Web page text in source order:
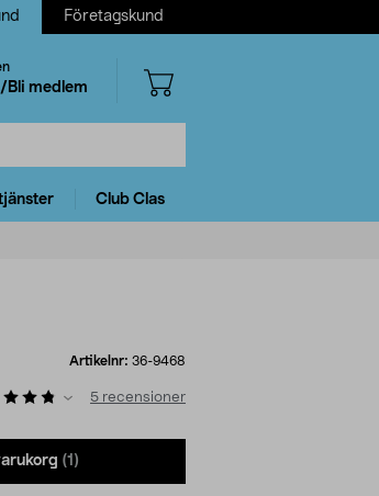
Företagskund
Bli medlem
Club Clas
Artikelnr: 36-9468
5 recensioner
(1)